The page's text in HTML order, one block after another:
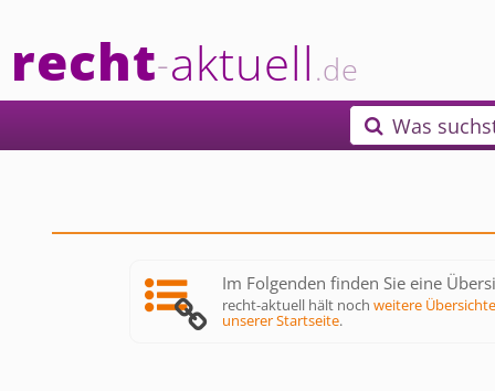
recht-aktuell.de
 Was
Im Folgenden finden Sie eine
recht-aktuell hält nochweitere
unserer Startseite.